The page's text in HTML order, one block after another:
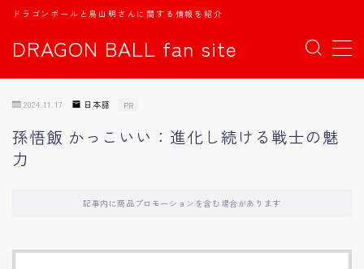
DRAGON BALL fan site
ドラゴンボールと鳥山明さんに関する情報を紹介
MENU
日本語
中文
2024.11.17 日本語 PR
孫悟飯 かっこいい：進化し続ける戦士の魅
力
記事内に商品プロモーションを含む場合があります